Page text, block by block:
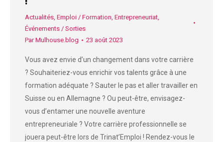
Actualités, Emploi / Formation, Entrepreneuriat,
Événements / Sorties
ParMulhouse.blog 23 août 2023
Vous avez envie d’un changement dans votre carrière
? Souhaiteriez-vous enrichir vos talents grâce à une
formation adéquate ? Sauter le pas et aller travailler en
Suisse ou en Allemagne ? Ou peut-être, envisagez-
vous d’entamer une nouvelle aventure
entrepreneuriale ? Votre carrière professionnelle se
jouera peut-être lors de Trinat’Emploi ! Rendez-vous le